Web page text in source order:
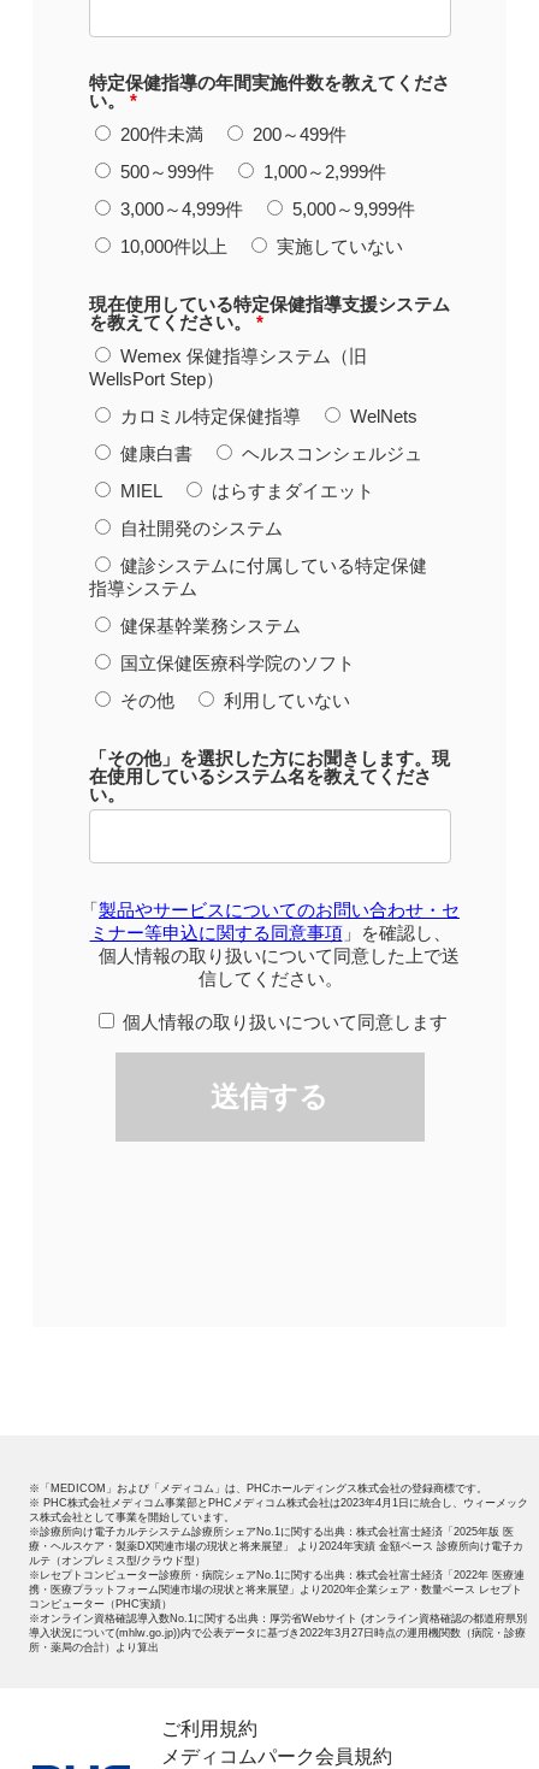
※「MEDICOM」および「メディコム」は、PHCホールディングス株式会社の登録商標です。
※ PHC株式会社メディコム事業部とPHCメディコム株式会社は2023年4月1日に統合し、ウィーメック
ス株式会社として事業を開始しています。
※診療所向け電子カルテシステム診療所シェアNo.1に関する出典：株式会社富士経済「2025年版 医
療・ヘルスケア・製薬DX関連市場の現状と将来展望」 より2024年実績 金額ベース 診療所向け電子カ
ルテ（オンプレミス型/クラウド型）
※レセプトコンピューター診療所・病院シェアNo.1に関する出典：株式会社富士経済「2022年 医療連
携・医療プラットフォーム関連市場の現状と将来展望」より2020年企業シェア・数量ベース レセプト
コンピューター（PHC実績）
※オンライン資格確認導入数No.1に関する出典：厚労省Webサイト (オンライン資格確認の都道府県別
導入状況について(mhlw.go.jp))内で公表データに基づき2022年3月27日時点の運用機関数（病院・診療
所・薬局の合計）より算出
ご利用規約
メディコムパーク会員規約